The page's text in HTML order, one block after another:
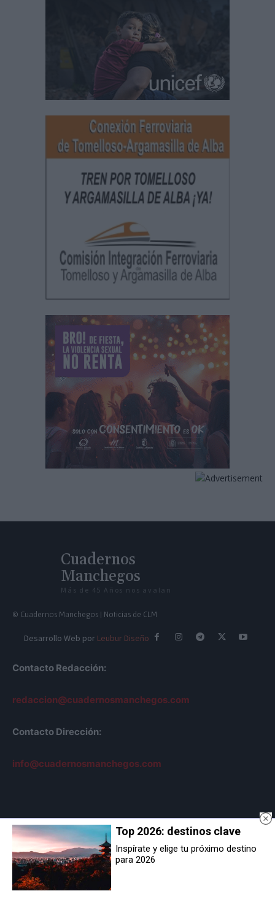
Cuadernos
Manchegos
Más de 45 Años nos avalan
© Cuadernos Manchegos | Noticias de CLM
Desarrollo Web por Leubur Diseño
Contacto Redacción:
redaccion@cuadernosmanchegos.com
Contacto Dirección:
info@cuadernosmanchegos.com
Sobre Nosotros
AVISO LEGAL
POLÍTICA DE COOKIES
POLÍTICA DE PRIVACIDAD
Top 2026: destinos clave
Inspírate y elige tu próximo destino
para 2026